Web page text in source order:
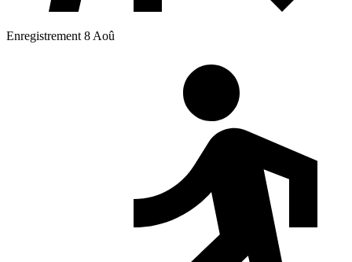
Enregistrement 8 Aoû